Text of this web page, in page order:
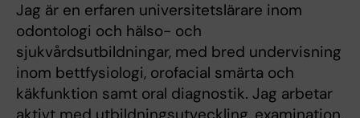
Jag är en erfaren universitetslärare inom
odontologi och hälso- och
sjukvårdsutbildningar, med bred undervisning
inom bettfysiologi, orofacial smärta och
käkfunktion samt oral diagnostik. Jag arbetar